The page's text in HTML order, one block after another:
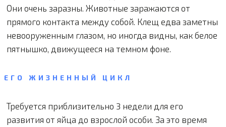
Они очень заразны. Животные заражаются от
прямого контакта между собой. Клещ едва заметны
невооруженным глазом, но иногда видны, как белое
пятнышко, движущееся на темном фоне.
ЕГО ЖИЗНЕННЫЙ ЦИКЛ
Требуется приблизительно 3 недели для его
развития от яйца до взрослой особи. За это время